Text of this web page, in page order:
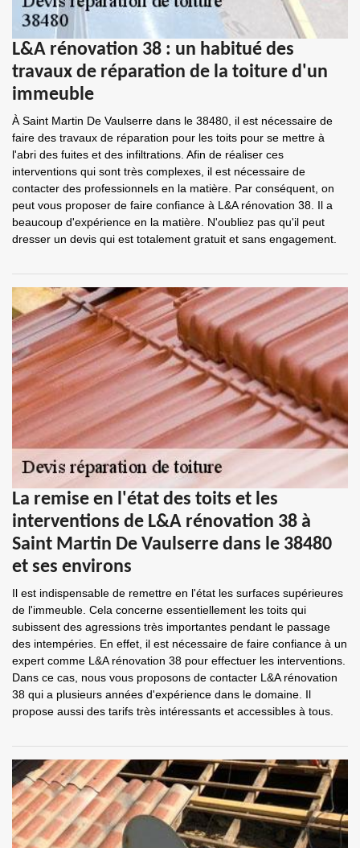
L&A rénovation 38 : un habitué des
travaux de réparation de la toiture d'un
immeuble
À Saint Martin De Vaulserre dans le 38480, il est nécessaire de
faire des travaux de réparation pour les toits pour se mettre à
l'abri des fuites et des infiltrations. Afin de réaliser ces
interventions qui sont très complexes, il est nécessaire de
contacter des professionnels en la matière. Par conséquent, on
peut vous proposer de faire confiance à L&A rénovation 38. Il a
beaucoup d'expérience en la matière. N'oubliez pas qu'il peut
dresser un devis qui est totalement gratuit et sans engagement.
La remise en l'état des toits et les
interventions de L&A rénovation 38 à
Saint Martin De Vaulserre dans le 38480
et ses environs
Il est indispensable de remettre en l'état les surfaces supérieures
de l'immeuble. Cela concerne essentiellement les toits qui
subissent des agressions très importantes pendant le passage
des intempéries. En effet, il est nécessaire de faire confiance à un
expert comme L&A rénovation 38 pour effectuer les interventions.
Dans ce cas, nous vous proposons de contacter L&A rénovation
38 qui a plusieurs années d'expérience dans le domaine. Il
propose aussi des tarifs très intéressants et accessibles à tous.